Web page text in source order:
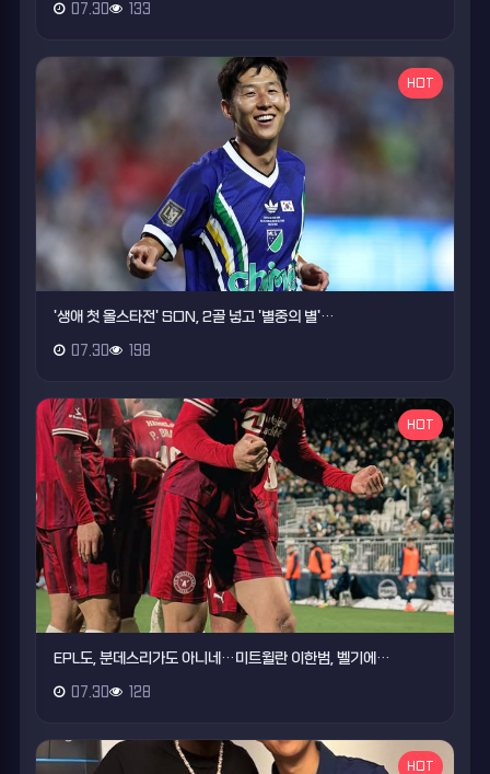
07.30 133
HOT
'생애 첫 올스타전' SON, 2골 넣고 '별중의 별'…
07.30 198
HOT
EPL도, 분데스리가도 아니네…미트윌란 이한범, 벨기에…
07.30 128
HOT